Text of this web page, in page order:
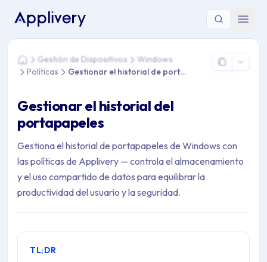
Estás aquí: Home > Gestión de Dispositivos > Windows >
HomeGestión de Dispositivos
Windows
Políticas
Gestionar el historial de portapapeles
Gestionar el historial del
portapapeles
Gestiona el historial de portapapeles de Windows con
las políticas de Applivery — controla el almacenamiento
y el uso compartido de datos para equilibrar la
productividad del usuario y la seguridad.
TL;DR